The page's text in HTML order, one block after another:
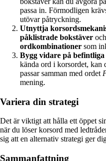
passa in. Förmodligen
utövar påtryckning.
Utnyttja
påklistrade bokstäver
ordkombinationer som
Bygg vidare på
kända ord i korsordet, kan
passar samman med ordet
mening.
Variera din strategi
Det är viktigt att hålla ett öppet
när du löser korsord med
sig att en alternativ strategi ger
Sammanfattning